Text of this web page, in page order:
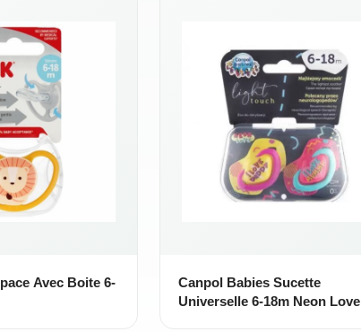
Avec Boite 6-
Canpol Babies Sucette
Universelle 6-18m Neon Love